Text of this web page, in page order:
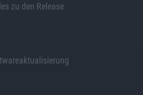
zu den Release